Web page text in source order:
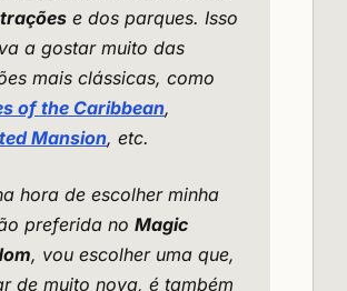
e dos parques. Isso
a gostar muito das
mais clássicas, como
of the Caribbean,
Mansion, etc.
hora de escolher minha
preferida no Magic
, vou escolher uma que,
de muito nova, é também